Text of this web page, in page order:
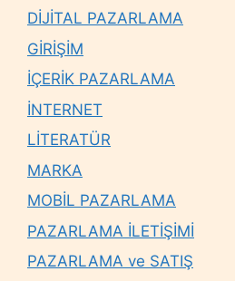
DİJİTAL PAZARLAMA
GİRİŞİM
İÇERİK PAZARLAMA
İNTERNET
LİTERATÜR
MARKA
MOBİL PAZARLAMA
PAZARLAMA İLETİŞİMİ
PAZARLAMA ve SATIŞ